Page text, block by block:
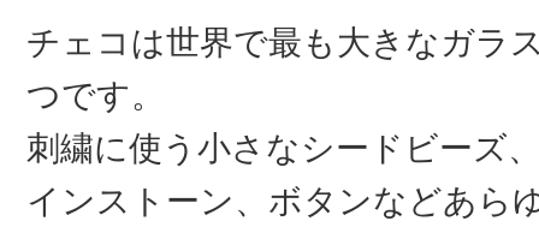
チェコは世界で最も大きなガラ
つです。
刺繍に使う小さなシードビーズ
インストーン、ボタンなどあら